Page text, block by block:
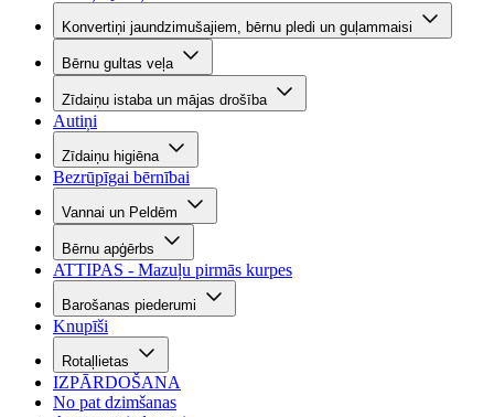
Konvertiņi jaundzimušajiem, bērnu pledi un guļammaisi
Bērnu gultas veļa
Zīdaiņu istaba un mājas drošība
Autiņi
Zīdaiņu higiēna
Bezrūpīgai bērnībai
Vannai un Peldēm
Bērnu apģērbs
ATTIPAS - Mazuļu pirmās kurpes
Barošanas piederumi
Knupīši
Rotaļlietas
IZPĀRDOŠANA
No pat dzimšanas